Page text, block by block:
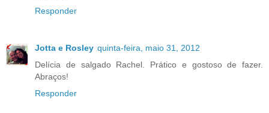
Responder
Jotta e Rosley quinta-feira, maio 31, 2012
Delícia de salgado Rachel. Prático e gostoso de fazer.
Abraços!
Responder